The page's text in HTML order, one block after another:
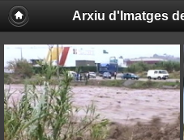
Arxiu d'Imatges